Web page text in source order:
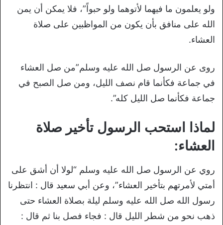
ولو يعلمون ما فيهما لأتوهما ولو حبواً”، فلا يمكن أن يمن
الله على منافق بأن يكون من المواظبين على صلاة
العشاء.
روى عن الرسول صل الله عليه وسلم”من صل العشاء
في جماعة فكأنما قام نصف الليل، ومن صل الصبح في
جماعة فكأنما صل الليل كله”.
لماذا استحب الرسول تأخير صلاة
العشاء:
روي عن الرسول صل الله عليه وسلم “لولا أن أشق على
أمتي لأمرتهم بتأخير العشاء”، وعن أبي سعيد قال : انتظرنا
رسول الله صل الله عليه وسلم ليلة بصلاة العشاء حتى
ذهب نحو من شطر الليل قال : فجاء فصل بنا ثم قال :